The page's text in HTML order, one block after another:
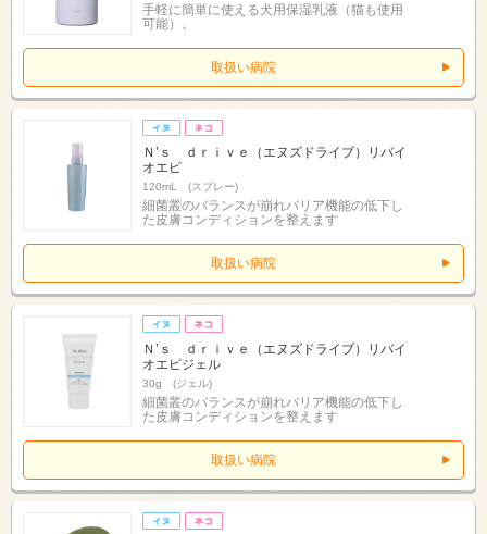
手軽に簡単に使える犬用保湿乳液（猫も使用
可能）。
取扱い病院
Ｎ’ｓ ｄｒｉｖｅ（エヌズドライブ）リバイ
オエピ
120mL (スプレー)
細菌叢のバランスが崩れバリア機能の低下し
た皮膚コンディションを整えます
取扱い病院
Ｎ’ｓ ｄｒｉｖｅ（エヌズドライブ）リバイ
オエピジェル
30g (ジェル)
細菌叢のバランスが崩れバリア機能の低下し
た皮膚コンディションを整えます
取扱い病院